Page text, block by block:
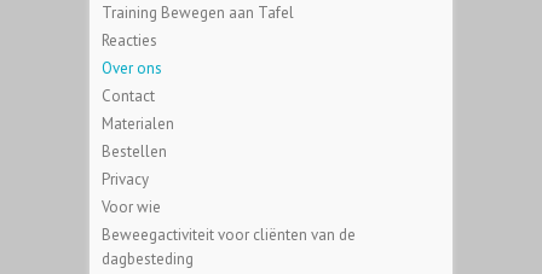
Training Bewegen aan Tafel
Reacties
Over ons
Contact
Materialen
Bestellen
Privacy
Voor wie
Beweegactiviteit voor cliënten van de
dagbesteding